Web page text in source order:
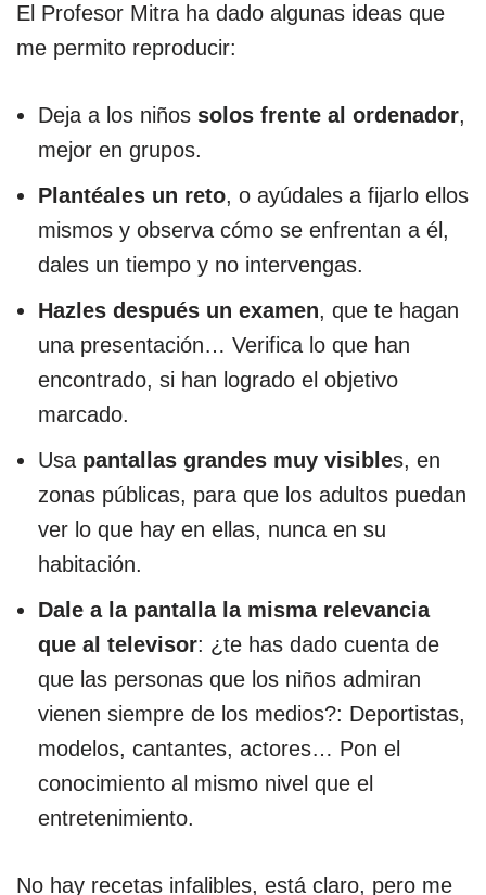
El Profesor Mitra ha dado algunas ideas que
me permito reproducir:
Deja a los niños solos frente al ordenador,
mejor en grupos.
Plantéales un reto, o ayúdales a fijarlo ellos
mismos y observa cómo se enfrentan a él,
dales un tiempo y no intervengas.
Hazles después un examen, que te hagan
una presentación… Verifica lo que han
encontrado, si han logrado el objetivo
marcado.
Usa pantallas grandes muy visibles, en
zonas públicas, para que los adultos puedan
ver lo que hay en ellas, nunca en su
habitación.
Dale a la pantalla la misma relevancia
que al televisor: ¿te has dado cuenta de
que las personas que los niños admiran
vienen siempre de los medios?: Deportistas,
modelos, cantantes, actores… Pon el
conocimiento al mismo nivel que el
entretenimiento.
No hay recetas infalibles, está claro, pero me